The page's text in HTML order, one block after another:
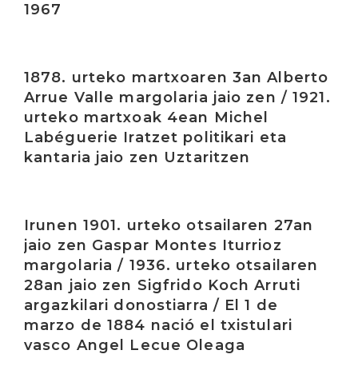
1967
1878. urteko martxoaren 3an Alberto
Arrue Valle margolaria jaio zen / 1921.
urteko martxoak 4ean Michel
Labéguerie Iratzet politikari eta
kantaria jaio zen Uztaritzen
Irunen 1901. urteko otsailaren 27an
jaio zen Gaspar Montes Iturrioz
margolaria / 1936. urteko otsailaren
28an jaio zen Sigfrido Koch Arruti
argazkilari donostiarra / El 1 de
marzo de 1884 nació el txistulari
vasco Angel Lecue Oleaga